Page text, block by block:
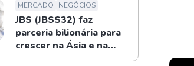
MERCADO NEGÓCIOS
JBS (JBSS32) faz
parceria bilionária para
crescer na Ásia e na
Oceania